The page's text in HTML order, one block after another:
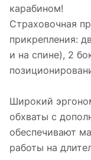
карабином!
Страховочная
прикрепления:
и на спине), 2
Широкий
обхваты с
обеспечивают
работы на